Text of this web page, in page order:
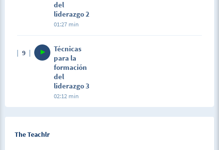
del
liderazgo 2
01:27 min
9
Técnicas
para la
formación
del
liderazgo 3
02:12 min
The Teachlr